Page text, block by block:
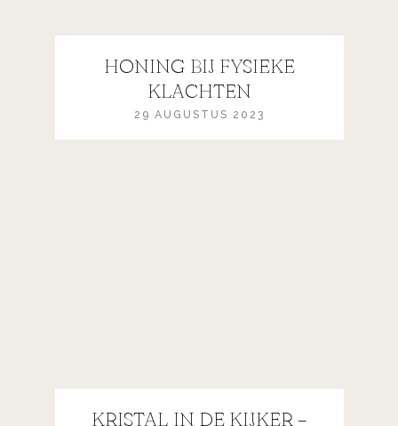
HONING BIJ FYSIEKE
KLACHTEN
29 AUGUSTUS 2023
KRISTAL IN DE KIJKER –